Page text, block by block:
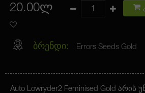
20.00ლ
ბრენდი: Errors Seeds Gold
Auto Lowryder2 Feminised Gold არის